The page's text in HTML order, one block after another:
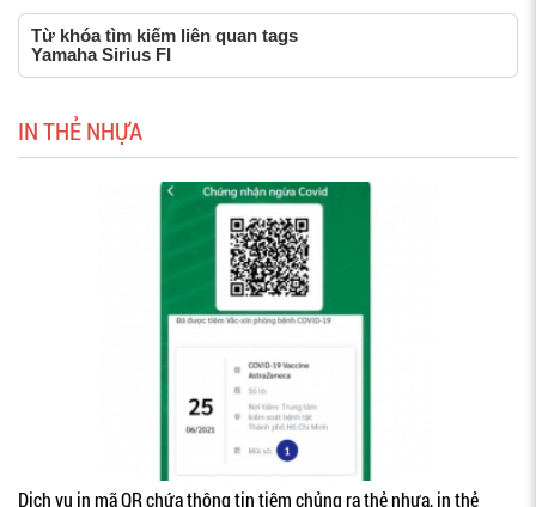
Từ khóa tìm kiếm liên quan tags
Yamaha Sirius FI
IN THẺ NHỰA
Dịch vụ in mã QR chứa thông tin tiêm chủng ra thẻ nhựa, in thẻ